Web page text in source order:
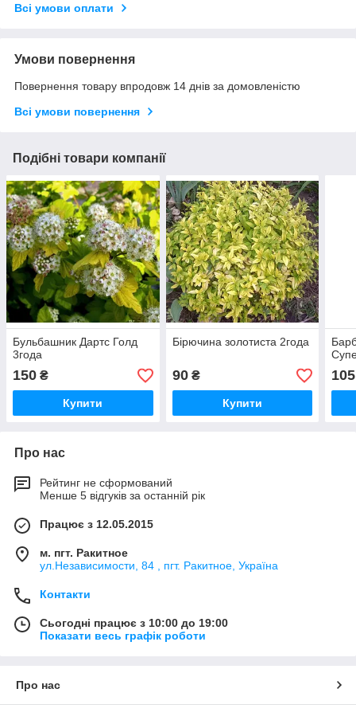
Всі умови оплати
Умови повернення
Повернення товару впродовж 14 днів за домовленістю
Всі умови повернення
Подібні товари компанії
Бульбашник Дартс Голд
3года
150 ₴
Купити
Бірючина золотиста 2года
90₴
Купити
105
Про нас
Рейтинг не сформований
Менше 5 відгуків за останній рік
Працює з 12.05.2015
м. пгт. Ракитное
ул.Независимости, 84 , пгт. Ракитное, Україна
Контакти
Сьогодні працює з 10:00 до 19:00
Показати весь графік роботи
Про нас